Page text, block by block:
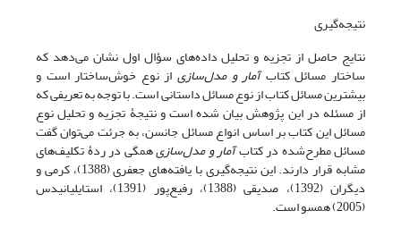
نتیجه‌گیری
نتایج حاصل از تجزیه و تحلیل داده‌های سؤال اول نشان می‌دهد که
ساختار مسائل کتابآمار و مدل‌سازی از نوع خوش‌ساختار است و
بیشترین مسائل کتاب از نوع مسائل داستانی است. با توجه به تعریفی که
از مسئله در این پژوهش بیان شده است و نتیجۀ تجزیه و تحلیل نوع
مسائل این کتاب بر اساس انواع مسائل جانسن، به جرئت می‌توان گفت
مسائل مطرح‌شده در کتابآمار و مدل‌سازیهمگی در ردۀ تکلیف‌های
مشابه قرار دارند. این نتیجه‌گیری با یافته‌های جعفری (1388)، کرمی و
دیگران (1392)، صدیقی (1388)، رفیع‌پور (1391)، استایلیانیدس
(2005) همسو است.